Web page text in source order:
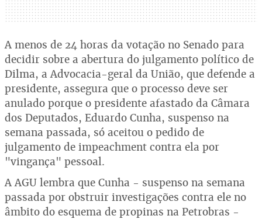
A menos de 24 horas da votação no Senado para
decidir sobre a abertura do julgamento político de
Dilma, a Advocacia-geral da União, que defende a
presidente, assegura que o processo deve ser
anulado porque o presidente afastado da Câmara
dos Deputados, Eduardo Cunha, suspenso na
semana passada, só aceitou o pedido de
julgamento de impeachment contra ela por
"vingança" pessoal.
A AGU lembra que Cunha - suspenso na semana
passada por obstruir investigações contra ele no
âmbito do esquema de propinas na Petrobras -